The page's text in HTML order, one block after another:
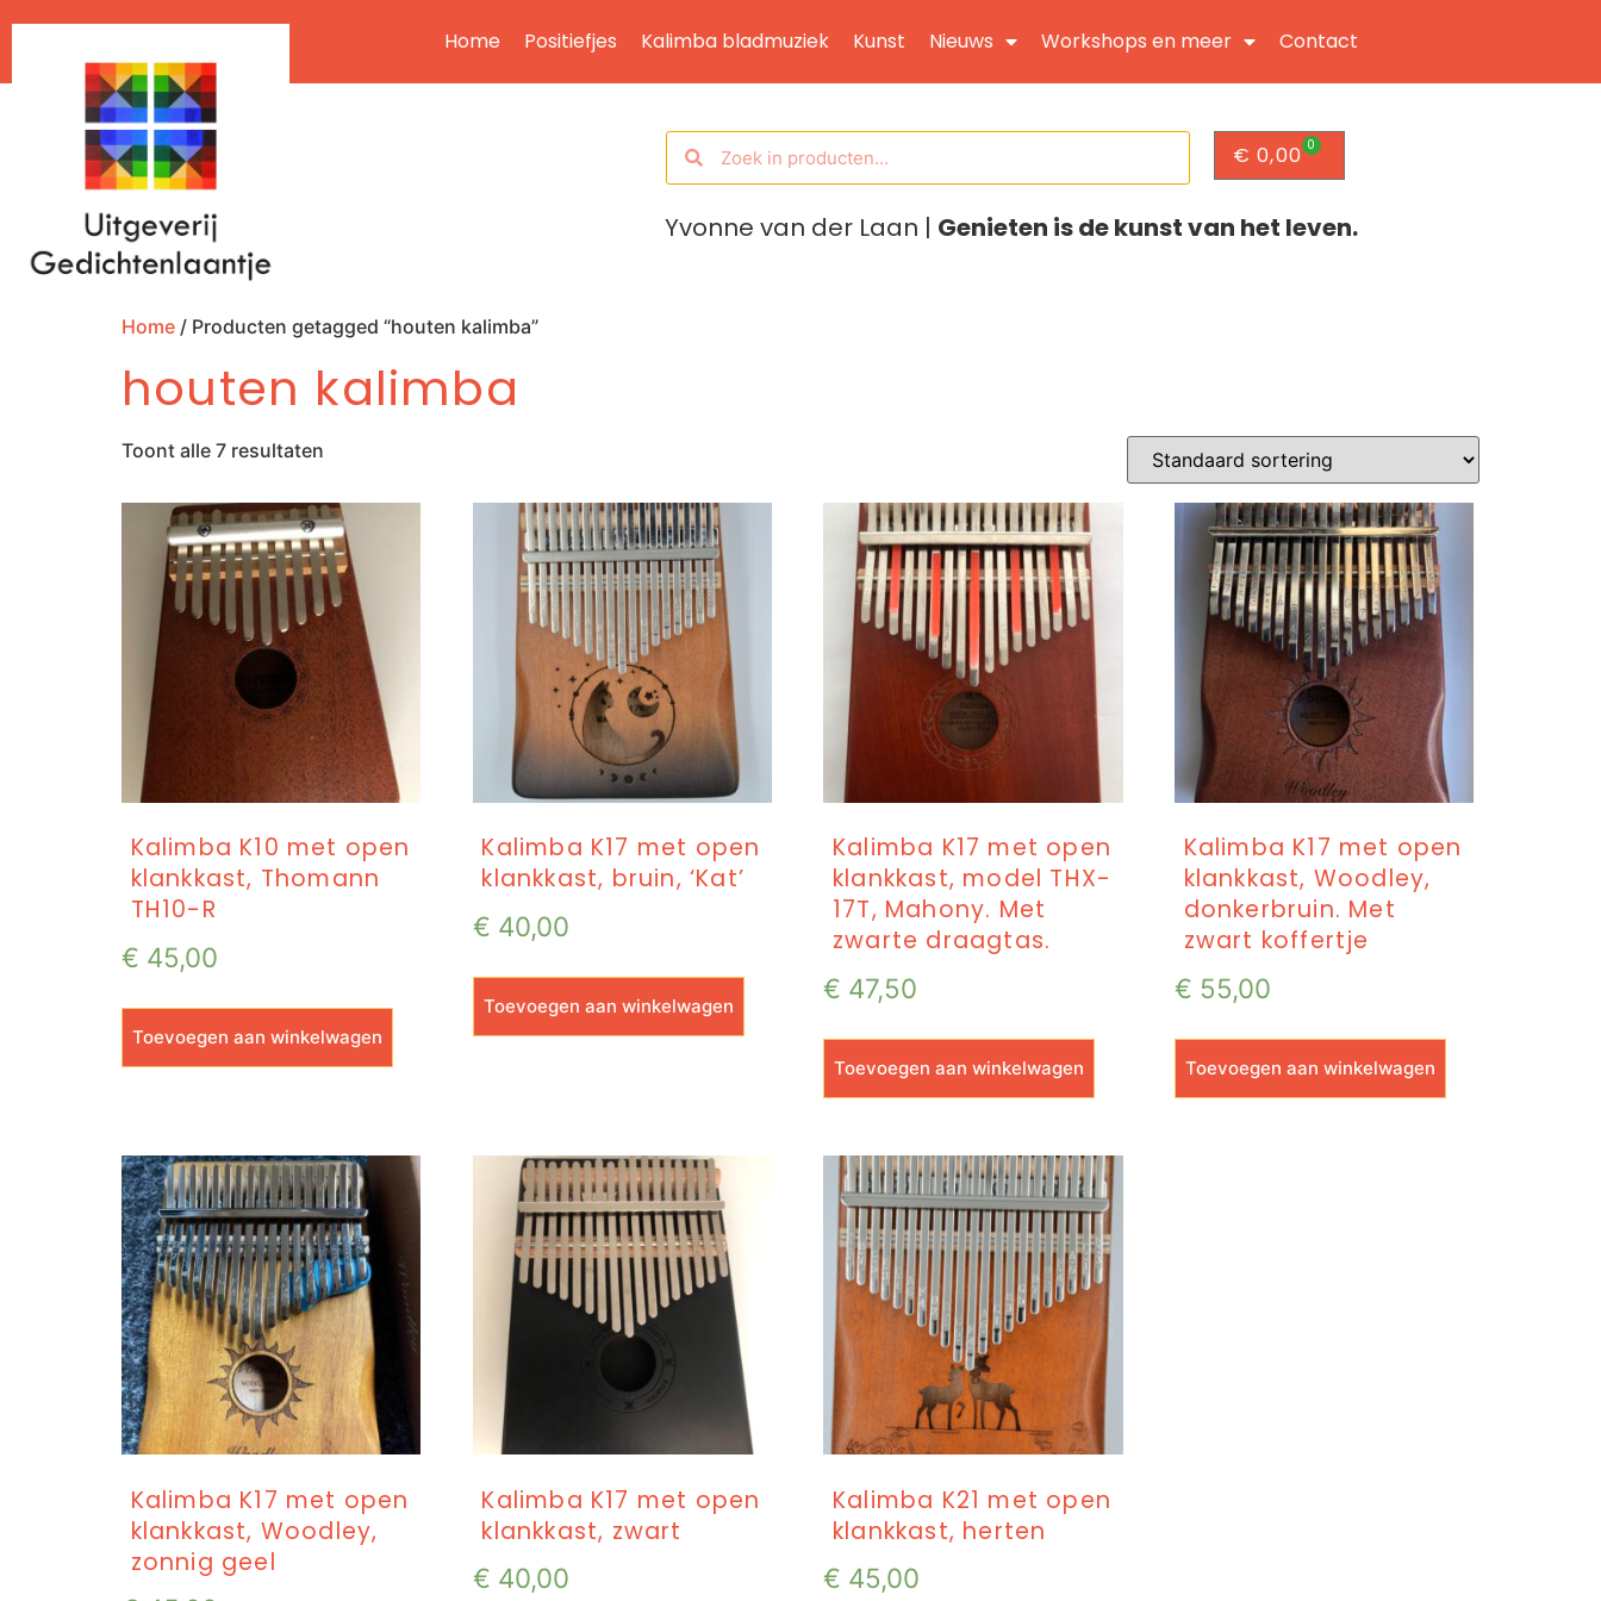
Home Positiefjes Kalimba bladmuziek Kunst Nieuws Workshops en meer Contact
€ 0,00 0
Yvonne van der Laan | Genieten is de kunst van het leven.
Home / Producten getagged “houten kalimba”
houten kalimba
Toont alle 7 resultaten
Kalimba K10 met open
klankkast, Thomann
TH10-R
€ 45,00
Toevoegen aan winkelwagen
Kalimba K17 met open
klankkast, bruin, ‘Kat’
€ 40,00
Toevoegen aan winkelwagen
Kalimba K17 met open
klankkast, model THX-
17T, Mahony. Met
zwarte draagtas.
€ 47,50
Toevoegen aan winkelwagen
Kalimba K17 met open
klankkast, Woodley,
donkerbruin. Met
zwart koffertje
€ 55,00
Toevoegen aan winkelwagen
Kalimba K17 met open
klankkast, Woodley,
zonnig geel
Kalimba K17 met open
klankkast, zwart
€ 40,00
Kalimba K21 met open
klankkast, herten
€ 45,00